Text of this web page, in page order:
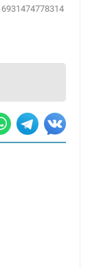
6931474778314